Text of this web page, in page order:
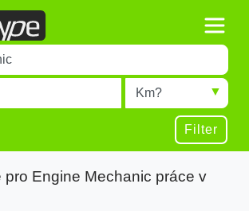
for results.
for results.
Radius
Filter
pro Engine Mechanic práce v